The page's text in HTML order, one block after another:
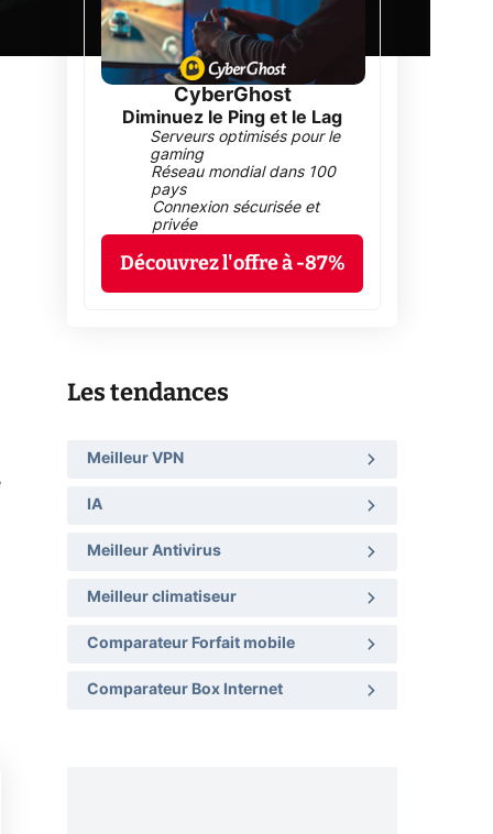
CyberGhost
Diminuez le Ping et le Lag
Serveurs optimisés pour le
gaming
Réseau mondial dans 100
pays
Connexion sécurisée et
privée
Découvrez l'offre à -87%
Les tendances
Meilleur VPN
IA
Meilleur Antivirus
Meilleur climatiseur
Comparateur Forfait mobile
Comparateur Box Internet